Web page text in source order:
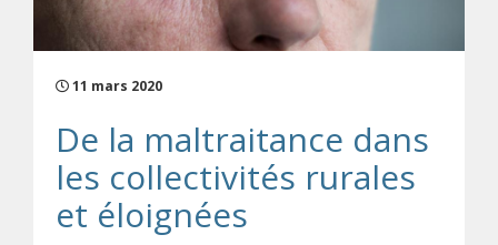
11 mars 2020
De la maltraitance dans
les collectivités rurales
et éloignées